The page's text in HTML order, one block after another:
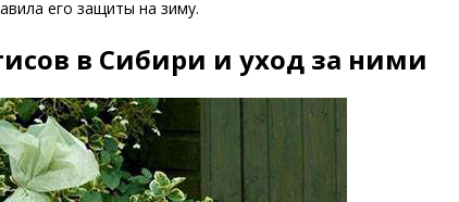
его защиты на зиму.
в Сибири и уход за ними